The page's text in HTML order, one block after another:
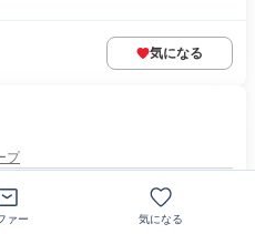
気になる
プ
入社4年目で年収638万円、入
ァー 気になる